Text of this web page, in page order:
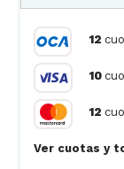
12
10
12